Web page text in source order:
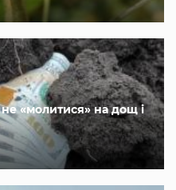
«молитися» на дощ і